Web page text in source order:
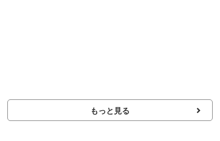
もっと見る